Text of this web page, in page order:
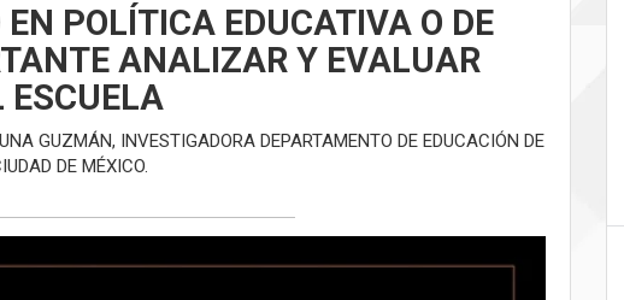
POLÍTICA EDUCATIVA O DE
ANALIZAR Y EVALUAR
GUZMÁN, INVESTIGADORA DEPARTAMENTO DE EDUCACIÓN DE
DE MÉXICO.